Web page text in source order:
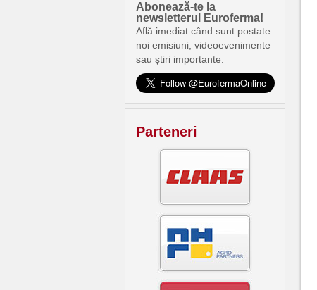
Abonează-te la
newsletterul Euroferma!
Află imediat când sunt postate
noi emisiuni, videoevenimente
sau știri importante.
Parteneri